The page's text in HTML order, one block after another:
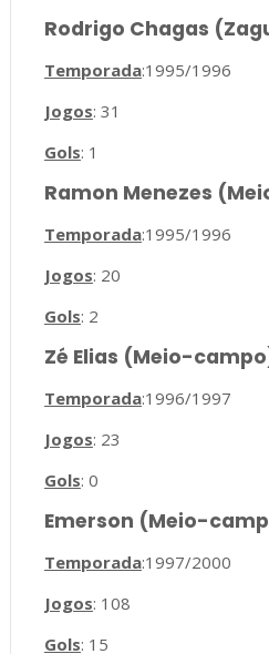
Rodrigo Chagas
Temporada:1995/1996
Jogos: 31
Gols: 1
Ramon Menezes
Temporada:1995/1996
Jogos: 20
Gols: 2
Zé Elias (Meio-
Temporada:1996/1997
Jogos: 23
Gols: 0
Emerson (Meio-
Temporada:1997/2000
Jogos: 108
Gols: 15